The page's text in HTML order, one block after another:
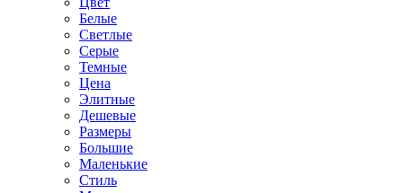
Белые
Светлые
Серые
Темные
Цена
Элитные
Дешевые
Размеры
Большие
Маленькие
Стиль